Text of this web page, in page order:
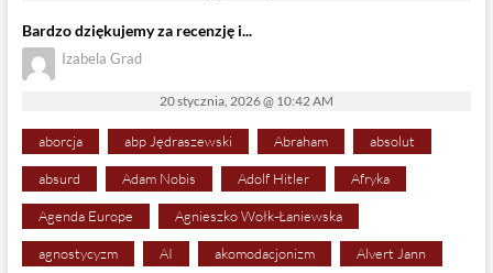
Bardzo dziękujemy za recenzję i...
Izabela Grad
20 stycznia, 2026 @ 10:42 AM
aborcja abp Jędraszewski Abraham absolut
absurd Adam Nobis Adolf Hitler Afryka
Agenda Europe Agnieszko Wołk-Łaniewska
agnostycyzm AI akomodacjonizm Alvert Jann